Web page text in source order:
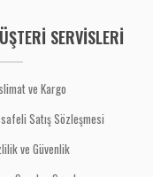
SERVİSLERİ
ve Kargo
Satış Sözleşmesi
ve Güvenlik